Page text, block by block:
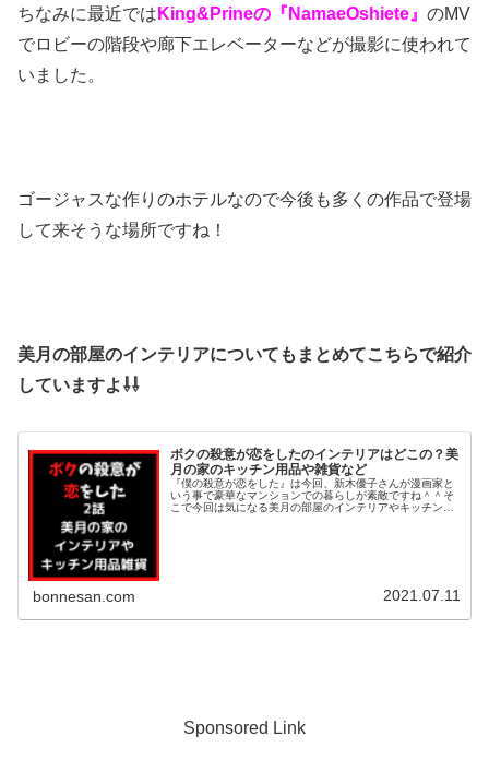
ちなみに最近では King&Prineの『NamaeOshiete』 のMV
でロビーの階段や廊下エレベーターなどが撮影に使われて
いました。
ゴージャスな作りのホテルなので今後も多くの作品で登場
して来そうな場所ですね！
美月の部屋のインテリアについてもまとめてこちらで紹介
していますよ⇩⇩
ボクの殺意が恋をしたのインテリアはどこの？美
月の家のキッチン用品や雑貨など
『僕の殺意が恋をした』は今回、新木優子さんが漫画家と
いう事で豪華なマンションでの暮らしが素敵ですね＾＾そ
こで今回は気になる美月の部屋のインテリアやキッチン用
bonnesan.com 2021.07.11
Sponsored Link